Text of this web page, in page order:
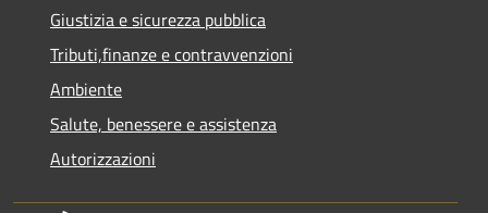
Giustizia e sicurezza pubblica
Tributi,finanze e contravvenzioni
Ambiente
Salute, benessere e assistenza
Autorizzazioni